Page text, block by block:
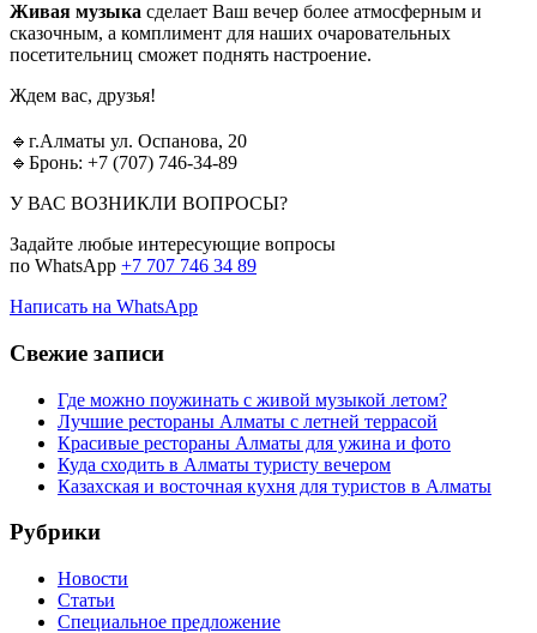
Живая музыка сделает Ваш вечер более атмосферным и
сказочным, а комплимент для наших очаровательных
посетительниц сможет поднять настроение.
Ждем вас, друзья!
🔹г.Алматы ул. Оспанова, 20⁣⁣⠀⁣⁣⠀
🔹Бронь: +7 (707) 746-34-89
У ВАС ВОЗНИКЛИ ВОПРОСЫ?
Задайте любые интересующие вопросы
по WhatsApp +7 707 746 34 89
Написать на WhatsApp
Свежие записи
Где можно поужинать с живой музыкой летом?
Лучшие рестораны Алматы с летней террасой
Красивые рестораны Алматы для ужина и фото
Куда сходить в Алматы туристу вечером
Казахская и восточная кухня для туристов в Алматы
Рубрики
Новости
Статьи
Cпециальное предложение